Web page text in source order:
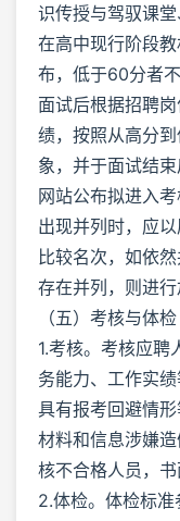
识传授与驾驭课堂
在高中现行阶段
布，低于60分者
面试后根据招聘
绩，按照从高分
象，并于面试结
网站公布拟进入
出现并列时，应
比较名次，如依
存在并列，则进行
（五）考核与体检
1.考核。考核应聘
务能力、工作实
具有报考回避情
材料和信息涉嫌
核不合格人员，书
2.体检。体检标